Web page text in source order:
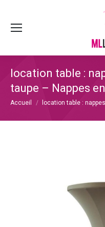
location table :
taupe – Nappes
Vous êtes ici :
Accueil location table :